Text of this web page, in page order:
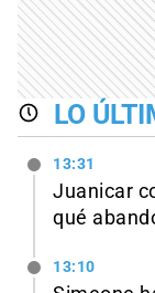
LO
13:31
Juanicar
qué
13:10